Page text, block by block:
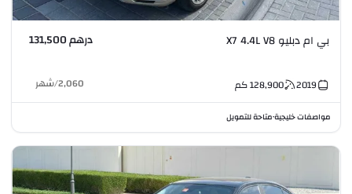
بي ام دبليو X7 4.4L V8 درهم 131,500
2019
128,900كم 2,060
/شهر
مواصفات خليجية•متاحة للتمويل